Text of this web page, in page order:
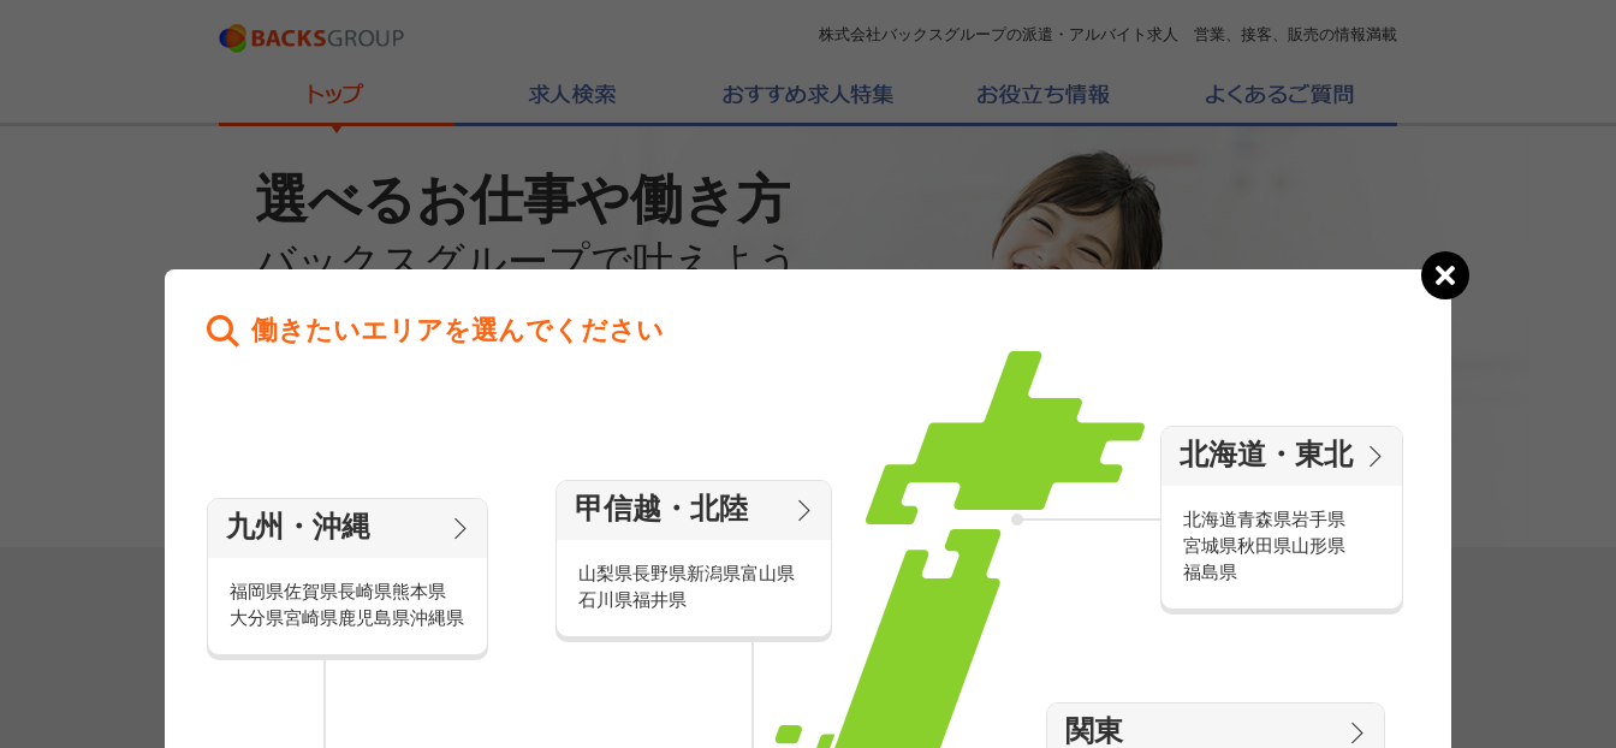
株式会社バックスグループの派遣・アルバイト求人 営業、接客、販売の情報満載
選べるお仕事や働き方
バックスグループで叶えよう
働きたいエリアを選んでください
エリアの
働きたいエリアを選んでください
北海道・東北
北海道青森県岩手県
宮城県秋田県山形県
福島県
関東
九州・沖縄
福岡県佐賀県長崎県熊本県
大分県宮崎県鹿児島県沖縄県
甲信越・北陸
山梨県長野県新潟県富山県
石川県福井県
派遣・アルバイトのおすすめ求人特集